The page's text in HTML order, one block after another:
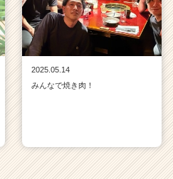
2025.05.14
みんなで焼き肉！